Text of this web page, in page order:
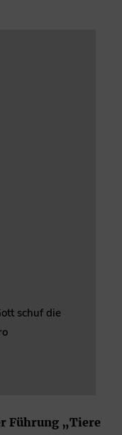
schuf die
Führung „Tiere